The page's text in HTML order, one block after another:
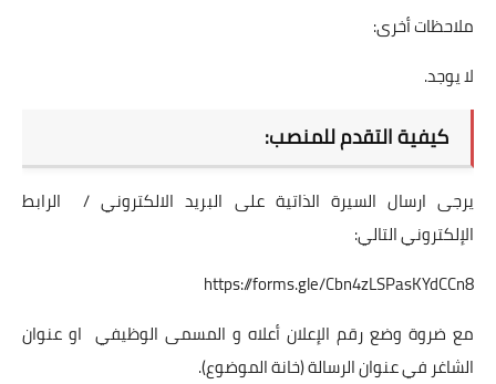
ملاحظات أخرى:
لا يوجد.
كيفية التقدم للمنصب:
يرجى ارسال السيرة الذاتية على البريد الالكتروني / الرابط
الإلكتروني التالي:
https://forms.gle/Cbn4zLSPasKYdCCn8
مع ضروة وضع رقم الإعلان أعلاه و المسمى الوظيفي او عنوان
الشاغر في عنوان الرسالة (خانة الموضوع).